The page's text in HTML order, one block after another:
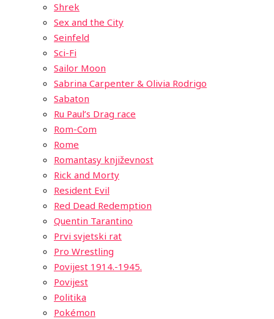
Shrek
Sex and the City
Seinfeld
Sci-Fi
Sailor Moon
Sabrina Carpenter & Olivia Rodrigo
Sabaton
Ru Paul’s Drag race
Rom-Com
Rome
Romantasy književnost
Rick and Morty
Resident Evil
Red Dead Redemption
Quentin Tarantino
Prvi svjetski rat
Pro Wrestling
Povijest 1914.-1945.
Povijest
Politika
Pokémon